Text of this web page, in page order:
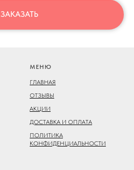
ЗАКАЗАТЬ
МЕНЮ
ГЛАВНАЯ
ОТЗЫВЫ
АКЦИИ
ДОСТАВКА И ОПЛАТА
ПОЛИТИКА
КОНФИДЕНЦИАЛЬНОСТИ